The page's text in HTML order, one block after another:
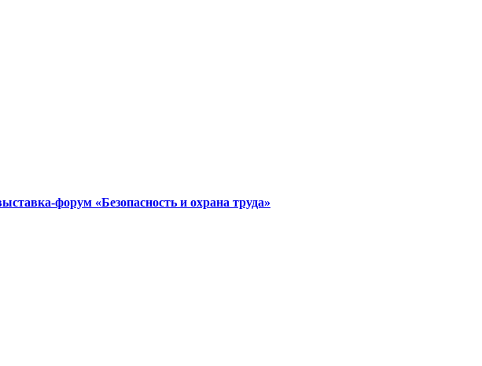
форум «Безопасность и охрана труда»